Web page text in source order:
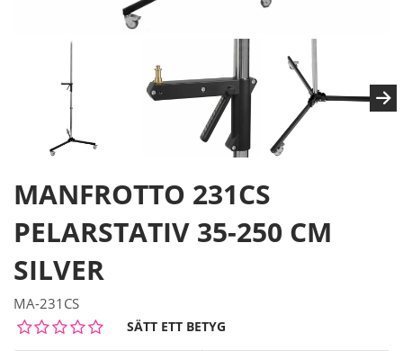
MANFROTTO 231CS
PELARSTATIV 35-250 CM
SILVER
MA-231CS
SÄTT ETT BETYG